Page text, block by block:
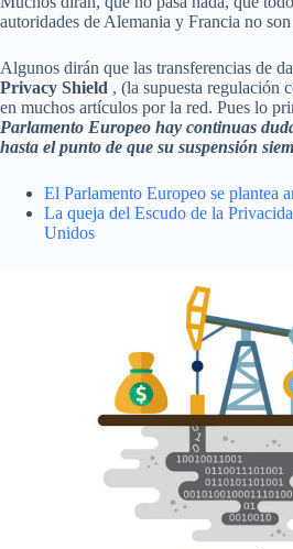
autoridades de Alemania y Francia no son
Algunos dirán que las transferencias de
Privacy Shield , (la supuesta regulación
en muchos artículos por la red. Pues lo
Parlamento Europeo hay continuas
hasta el punto de que su suspensión
El Parlamento Europeo se plantea
La queja del Escudo de la
Unidos